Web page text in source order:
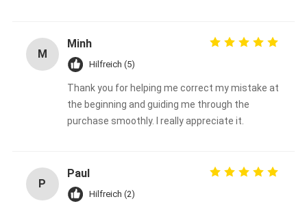
M
Minh
Hilfreich (5)
Thank you for helping me correct my mistake at
the beginning and guiding me through the
purchase smoothly. I really appreciate it.
P
Paul
Hilfreich (2)